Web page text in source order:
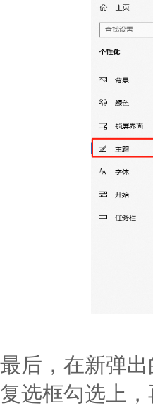
最后，在新弹
复选框勾选上，